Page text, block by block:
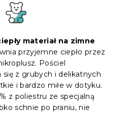
materiał na zimne
przyjemne ciepło przez
Pościel
się z grubych i delikatnych
i bardzo miłe w dotyku.
z poliestru ze specjalną
schnie po praniu, nie